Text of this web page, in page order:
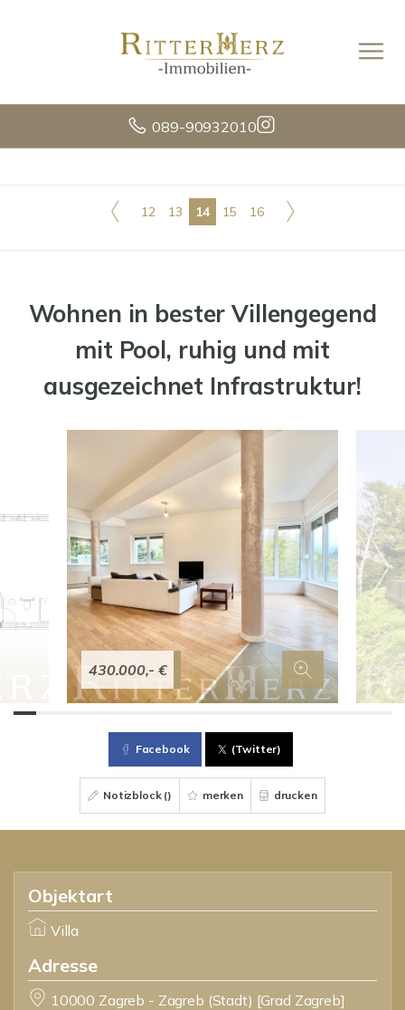
089-90932010
12 13 14 15 16
Wohnen in bester Villengegend
mit Pool, ruhig und mit
ausgezeichnet Infrastruktur!
430.000,- €
Facebook (Twitter)
Notizblock () merken drucken
Objektart
Villa
Adresse
10000 Zagreb - Zagreb (Stadt) [Grad Zagreb]